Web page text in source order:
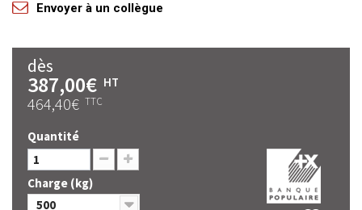
Envoyer à un collègue
dès
387,00€ HT
464,40€ TTC
Quantité
Charge (kg)
500